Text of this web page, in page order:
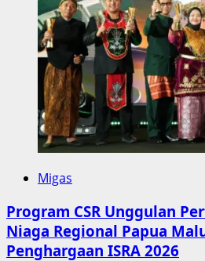
Migas
Program CSR Unggulan
Niaga Regional Papua
Penghargaan ISRA 2026